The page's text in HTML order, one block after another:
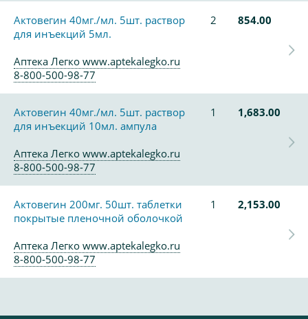
Актовегин 40мг./мл. 5шт. раствор
для инъекций 5мл.
2 854.00
Аптека Легко www.aptekalegko.ru
8-800-500-98-77
Актовегин 40мг./мл. 5шт. раствор
для инъекций 10мл. ампула
1 1,683.00
Аптека Легко www.aptekalegko.ru
8-800-500-98-77
Актовегин 200мг. 50шт. таблетки
покрытые пленочной оболочкой
1 2,153.00
Аптека Легко www.aptekalegko.ru
8-800-500-98-77